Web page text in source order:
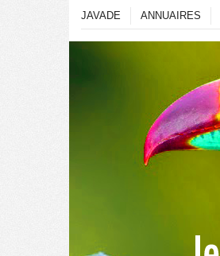
JAVADE ANNUAIRES